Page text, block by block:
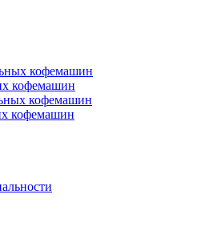
кофемашин
кофемашин
кофемашин
кофемашин